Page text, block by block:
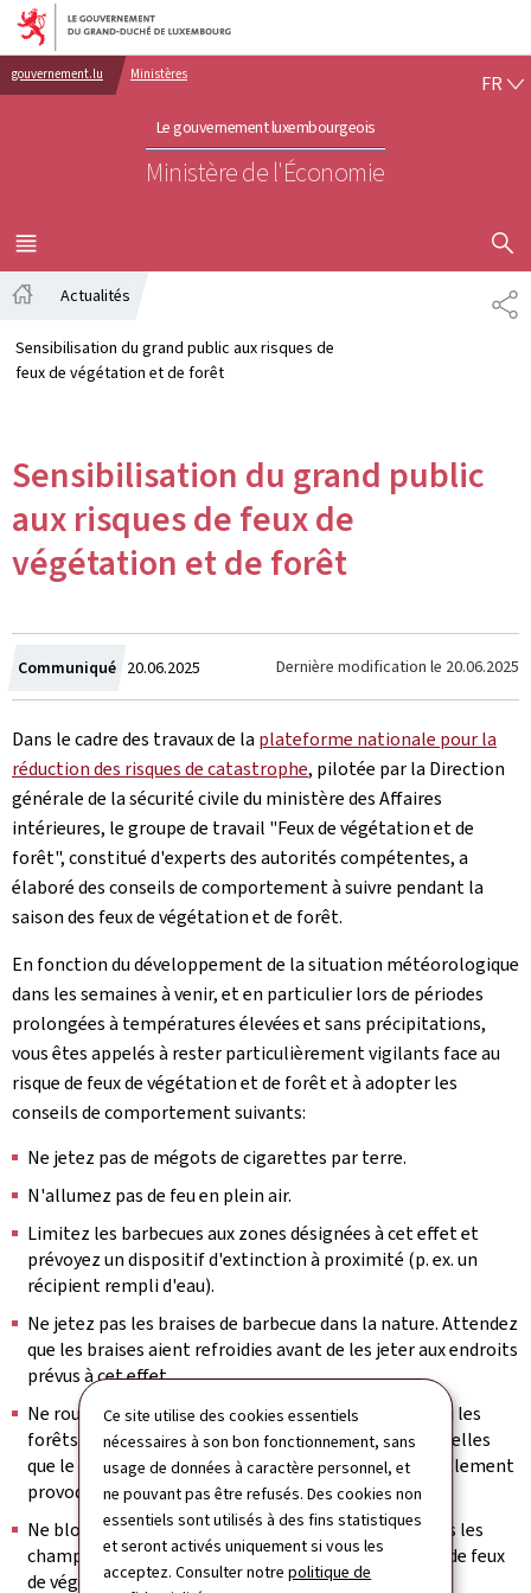
Ce site utilise des cookies essentiels
nécessaires à son bon fonctionnement, sans
usage de données à caractère personnel, et
ne pouvant pas être refusés. Des cookies non
essentiels sont utilisés à des fins statistiques
et seront activés uniquement si vous les
acceptez. Consulter notrepolitique de
Aller au menu principal
Aller au contenu
gouvernement.lu Ministères
Le gouvernement luxembourgeois
Ministère de l'Économie
FR
MENU
PRINCIPAL
Actualités
Sensibilisation du grand public aux risques de
feux de végétation et de forêt
Sensibilisation du grand public
aux risques de feux de
végétation et de forêt
Communiqué Crée
le
20.06.2025 Dernière modification le 20.06.2025
Dans le cadre des travaux de la plateforme nationale pour la
réduction des risques de catastrophe, pilotée par la Direction
générale de la sécurité civile du ministère des Affaires
intérieures, le groupe de travail "Feux de végétation et de
forêt", constitué d'experts des autorités compétentes, a
élaboré des conseils de comportement à suivre pendant la
saison des feux de végétation et de forêt.
En fonction du développement de la situation météorologique
dans les semaines à venir, et en particulier lors de périodes
prolongées à températures élevées et sans précipitations,
vous êtes appelés à rester particulièrement vigilants face au
risque de feux de végétation et de forêt et à adopter les
conseils de comportement suivants:
Ne jetez pas de mégots de cigarettes par terre.
N'allumez pas de feu en plein air.
Limitez les barbecues aux zones désignées à cet effet et
prévoyez un dispositif d'extinction à proximité (p. ex. un
récipient rempli d'eau).
Ne jetez pas les braises de barbecue dans la nature. Attendez
que les braises aient refroidies avant de les jeter aux endroits
prévus à cet effet.
Ne roulez pas en voiture dans les prés, les champs ou les
forêts, étant donné qu'aussi bien d'éventuelles étincelles
que le dessous chaud des véhicules peuvent potentiellement
provoquer un feu.
Ne bloquez pas l'accès aux chemins forestiers ou vers les
champs afin de garantir l'accès aux pompiers en cas de feux
de végétation ou de forêt.